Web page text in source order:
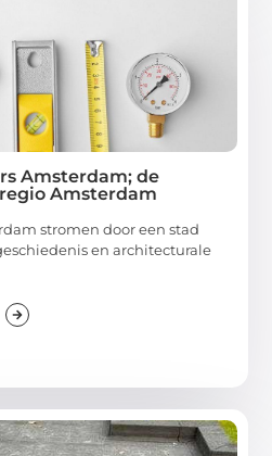
Amsterdam; de
Amsterdam
stromen door een stad
en architecturale